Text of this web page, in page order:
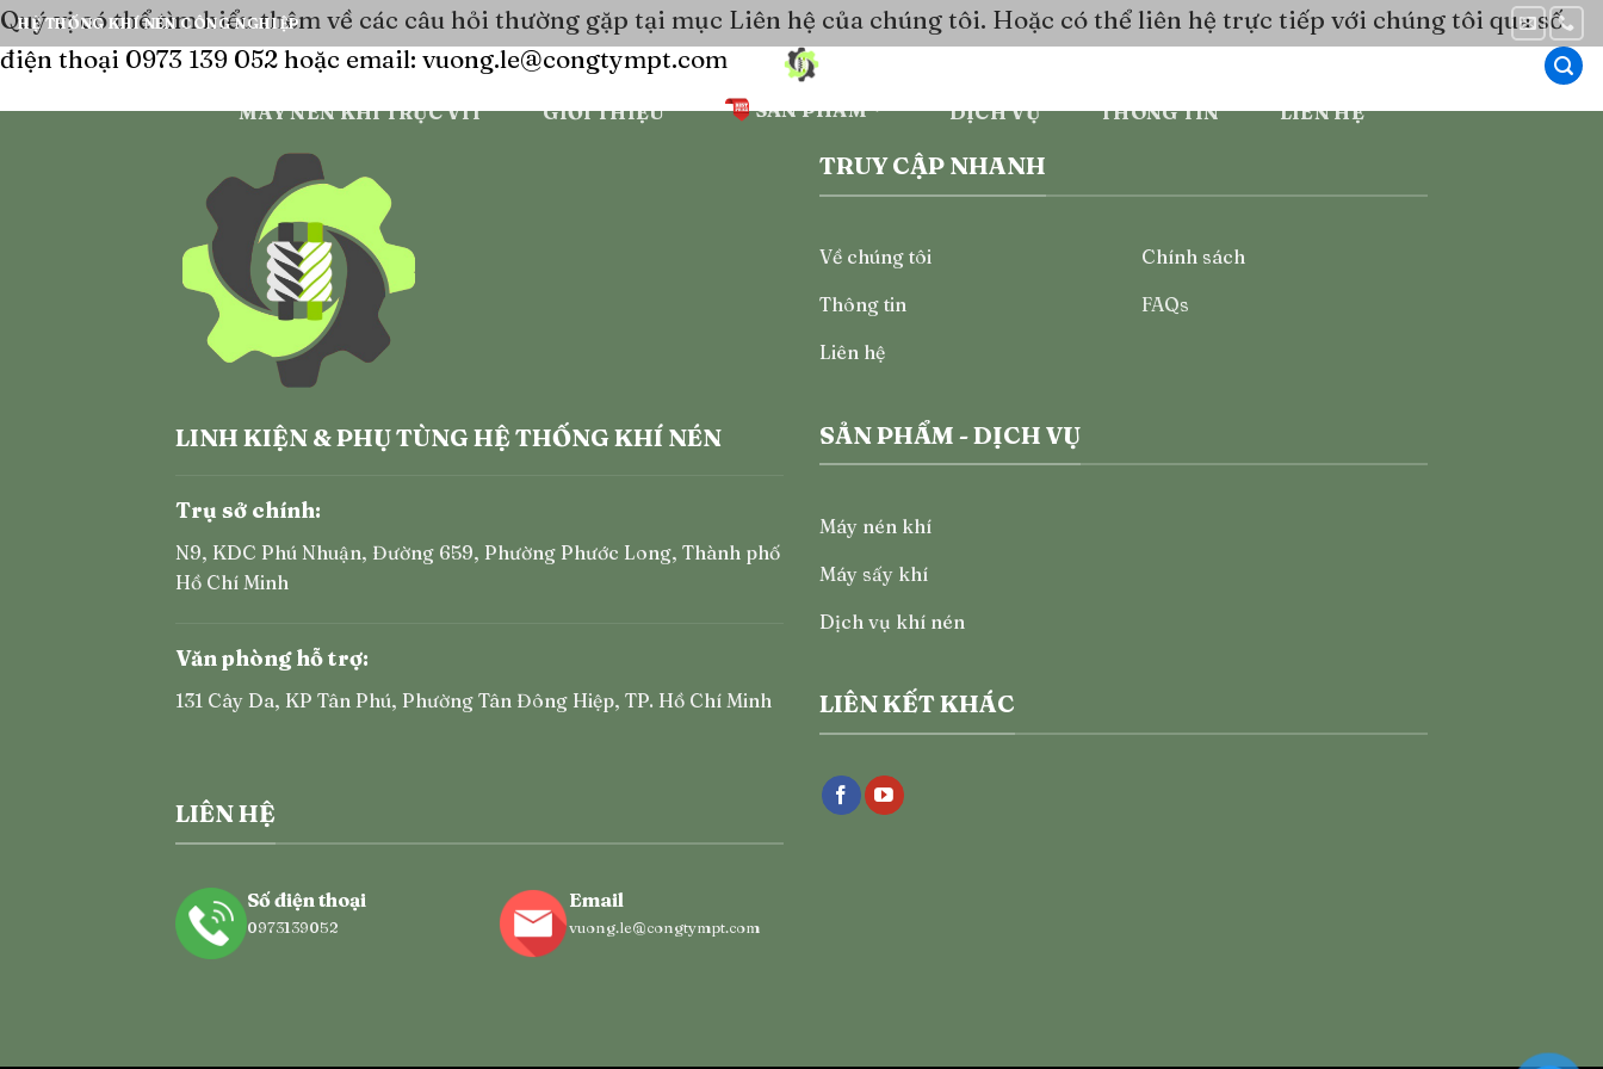
Bỏ
qua
nội
HỆ THỐNG KHÍ NÉN CÔNG NGHIỆP
MÁY NÉN KHÍ TRỤC VÍT GIỚI THIỆU SẢN PHẨM DỊCH VỤ THÔNG TIN LIÊN HỆ
Quý vị có thể tìm hiểu thêm về các câu hỏi thường gặp tại mục Liên hệ của chúng tôi. Hoặc có thể liên hệ trực tiếp với chúng tôi qua số
điện thoại 0973 139 052 hoặc email: vuong.le@congtympt.com
LINH KIỆN & PHỤ TÙNG HỆ THỐNG KHÍ NÉN
Trụ sở chính:
N9, KDC Phú Nhuận, Đường 659, Phường Phước Long, Thành phố
Hồ Chí Minh
Văn phòng hỗ trợ:
131 Cây Da, KP Tân Phú, Phường Tân Đông Hiệp, TP. Hồ Chí Minh
LIÊN HỆ
Số điện thoại
0973139052
Email
vuong.le@congtympt.com
TRUY CẬP NHANH
Về chúng tôi
Thông tin
Liên hệ
Chính sách
FAQs
SẢN PHẨM - DỊCH VỤ
Máy nén khí
Máy sấy khí
Dịch vụ khí nén
LIÊN KẾT KHÁC